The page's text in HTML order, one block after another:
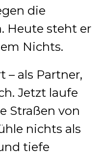
die
Heute steht er
Nichts.
– als Partner,
Jetzt laufe
Straßen von
nichts als
tiefe